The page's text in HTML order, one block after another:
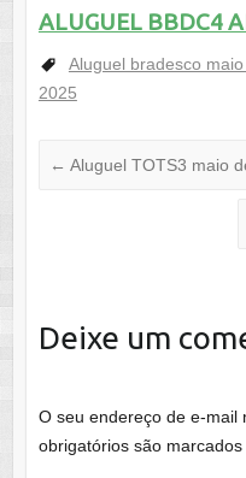
ALUGUEL BBDC4
Aluguel bradesco
2025
← Aluguel TOTS3 maio
Deixe um
O seu endereço de e-mail
obrigatórios são marcados